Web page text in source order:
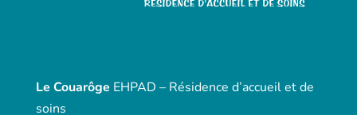
Le Couarôge EHPAD – Résidence d’accueil et de
soins